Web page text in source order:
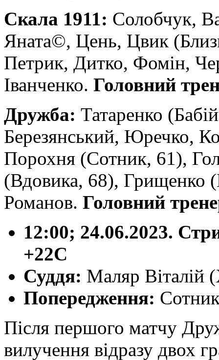
Скала 1911: Солобчук,
Яната©, Цень, Цвик
Петрик, Дитко, Фомін,
Іванченко. Головний
Дружба: Татаренко
Березянський, Юречко,
Порохня (Сотник, 61),
(Вдовика, 68), Грищенко
Романов. Головний
12:00; 24.06.2023.
+22С
Суддя: Маляр Віталій
Попередження:
Після першого матчу
вилучення відразу двох